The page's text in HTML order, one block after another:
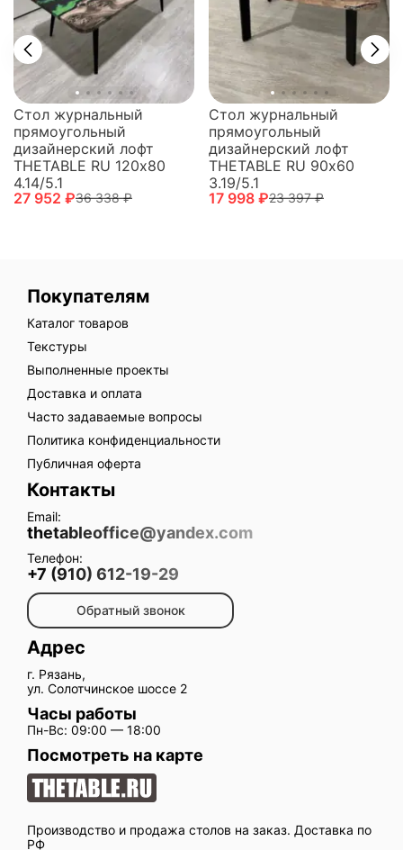
Стол журнальный
прямоугольный
дизайнерский лофт
THETABLE RU 120х80
4.14/5.1
27 952 ₽36 338 ₽
Стол журнальный
прямоугольный
дизайнерский лофт
THETABLE RU 90х60
3.19/5.1
17 998 ₽23 397 ₽
Производство и продажа столов на заказ. Доставка по
РФ
Покупателям
Каталог товаров
Текстуры
Выполненные проекты
Доставка и оплата
Часто задаваемые вопросы
Политика конфиденциальности
Публичная оферта
Контакты
Email:
thetableoffice@yandex.com
Телефон:
+7 (910) 612-19-29
Обратный звонок
Адрес
г. Рязань,
ул. Солотчинское шоссе 2
Часы работы
Пн-Вс: 09:00 — 18:00
Посмотреть на карте